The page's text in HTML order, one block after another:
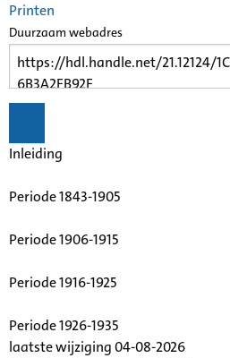
Printen
Duurzaam webadres
Inleiding
Periode 1843-1905
Periode 1906-1915
Periode 1916-1925
Periode 1926-1935
laatste wijziging 04-08-2026